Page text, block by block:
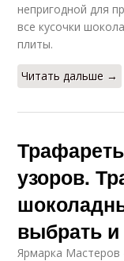
непригодной для
все кусочки
плиты.
Читать дальше →
узоров.
выбрать и
Ярмарка